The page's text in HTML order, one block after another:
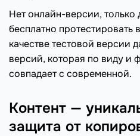
Нет онлайн-версии, только
бесплатно протестировать
качестве тестовой версии
версий, которая по виду и
совпадает с современной.
Контент —
защита от